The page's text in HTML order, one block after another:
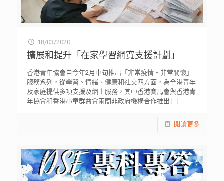
18/03/2020
擴展和提升「在家學習網寬支援計劃」
香港青年協會自今年2月中旬推出「非常疫情・非常關懷」
服務系列，從學習、情緒、健康和社交四方面，為全港青年
及家庭提供多項支援及網上服務，其中香港賽馬會與香港青
年協會和香港小童群益會兩間非政府機構合作推出 […]
閱讀更多